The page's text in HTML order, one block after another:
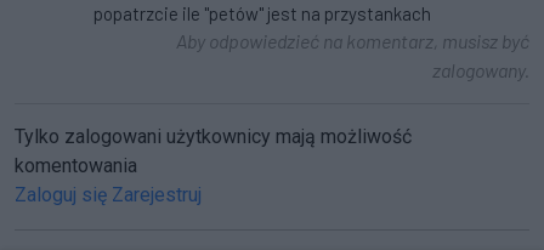
popatrzcie ile "petów" jest na przystankach
Aby odpowiedzieć na komentarz, musisz być
zalogowany.
Tylko zalogowani użytkownicy mają możliwość
komentowania
Zaloguj się Zarejestruj